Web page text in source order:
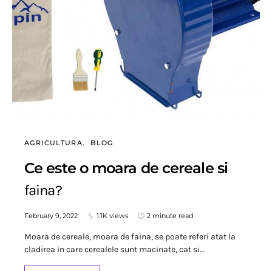
AGRICULTURA BLOG
Ce este o moara de cereale si
faina?
February 9, 2022 1.1K views 2 minute read
Moara de cereale, moara de faina, se poate referi atat la
cladirea in care cerealele sunt macinate, cat si…